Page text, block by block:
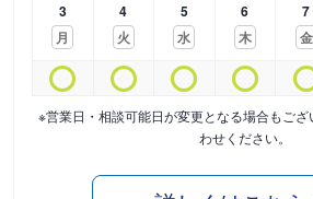
3
月
4
火
5
水
6
木
7
金
※営業日・相談可能日が変更となる場合もご
わせください。